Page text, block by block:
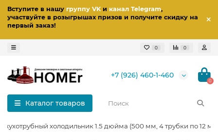
Вступите в нашу группу VKи канал Telegram,
участвуйте в розыгрышах призов и получите скидку на
первый заказ!
0 0
+7 (926) 460-1-460
0
Каталог товаров
холодильник 1.5 дюйма (500 мм, 4 трубки по 12